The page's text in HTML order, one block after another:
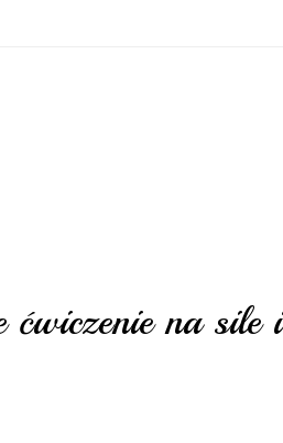
na sile i